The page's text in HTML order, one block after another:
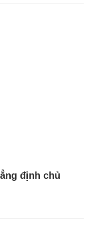
định chủ